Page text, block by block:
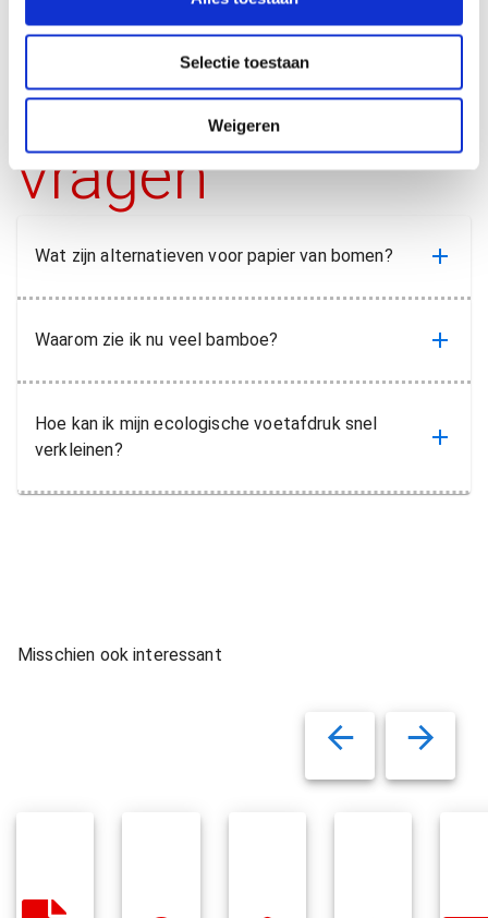
Selectie toestaan
Weigeren
Veelgestelde
vragen
Wat zijn alternatieven voor papier van bomen?
Waarom zie ik nu veel bamboe?
Hoe kan ik mijn ecologische voetafdruk snel
verkleinen?
Misschien ook interessant